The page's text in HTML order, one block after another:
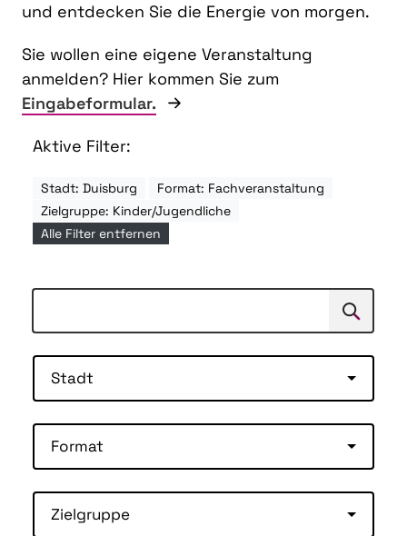
und entdecken Sie die Energie von morgen.
Sie wollen eine eigene Veranstaltung
anmelden? Hier kommen Sie zum
Eingabeformular.
Aktive Filter:
Stadt: Duisburg
Format: Fachveranstaltung
Zielgruppe: Kinder/Jugendliche
Alle Filter entfernen
Suchen
Stadt
Format
Zielgruppe